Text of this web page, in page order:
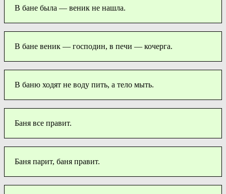
В бане была — веник не нашла.
В бане веник — господин, в печи — кочерга.
В баню ходят не воду пить, а тело мыть.
Баня все правит.
Баня парит, баня правит.